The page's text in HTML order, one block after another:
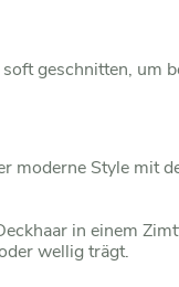
geschnitten, um
moderne Style mit
in einem
wellig trägt.